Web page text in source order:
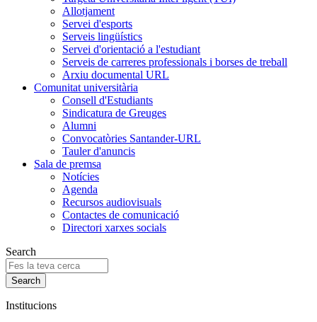
Allotjament
Servei d'esports
Serveis lingüístics
Servei d'orientació a l'estudiant
Serveis de carreres professionals i borses de treball
Arxiu documental URL
Comunitat universitària
Consell d'Estudiants
Sindicatura de Greuges
Alumni
Convocatòries Santander-URL
Tauler d'anuncis
Sala de premsa
Notícies
Agenda
Recursos audiovisuals
Contactes de comunicació
Directori xarxes socials
Search
Institucions